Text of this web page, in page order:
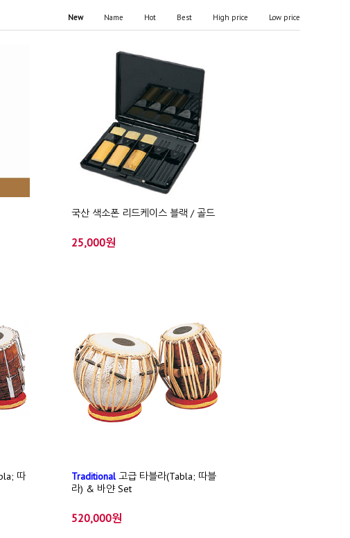
New Name Hot Best High price Low price
국산 색소폰 리드케이스 블랙 / 골드
25,000원
따
Traditional고급 타블라(Tabla; 따블
라) & 바얀 Set
520,000원